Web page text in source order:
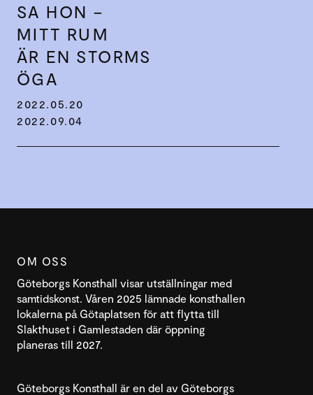
SA HON –
MITT RUM
ÄR EN STORMS
ÖGA
2022.05.20
2022.09.04
OM OSS
Göteborgs Konsthall visar utställningar med
samtidskonst. Våren 2025 lämnade konsthallen
lokalerna på Götaplatsen för att flytta till
Slakthuset i Gamlestaden där öppning
planeras till 2027.
Göteborgs Konsthall är en del av Göteborgs